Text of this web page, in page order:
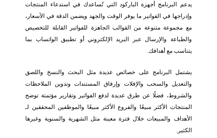
يدعم البرنامج أجهزة الباركود التي تُساعدك في استدعاء المنتجات
وإدراجها في الفواتير ما يوفر الوقت والجهد ويضمن الدقة في الأسعار،
مع مجموعة متنوعة من القوالب الجاهزة للفواتير القابلة للتخصيص
والطباعة والإرسال عبر البريد الإلكتروني أو تطبيق الواتساب بما
يتناسب مع أهدافك.
يشتمل البرنامج على خصائص عديدة مثل البحث والنسخ واللصق
والتعديل والسحب والإفلات وإرفاق المستندات وتدوين الملاحظات
والشروط، فضلًا عن طرق عديدة لدفع الفواتير وتقارير مؤتمتة توضح
المنتجات الأكثر مبيعًا والفروع الأكثر مبيعًا والموظفين المحققين لـ
الأهداف والمبيعات خلال فترة معينة مثل الشهرية والسنوية وغيرها
الكثير.